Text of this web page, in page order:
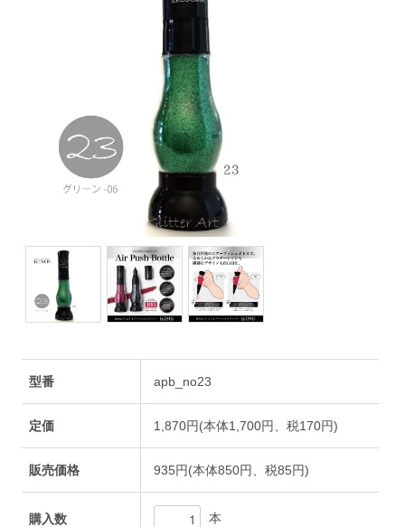
型番 apb_no23
定価 1,870円(本体1,700円、税170円)
販売価格 935円(本体850円、税85円)
購入数 本